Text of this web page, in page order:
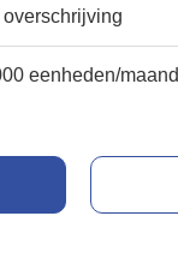
overschrijving
eenheden/maand